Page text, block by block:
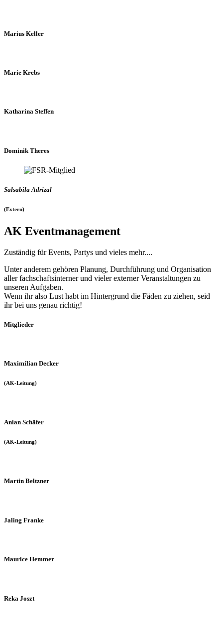
Marius Keller
Marie Krebs
Katharina Steffen
Dominik Theres
Salsabila Adrizal
(Extern)
AK Eventmanagement
Zuständig für Events, Partys und vieles mehr....
Unter anderem gehören Planung, Durchführung und Organisation
aller fachschaftsinterner und vieler externer Veranstaltungen zu
unseren Aufgaben.
Wenn ihr also Lust habt im Hintergrund die Fäden zu ziehen, seid
ihr bei uns genau richtig!
Mitglieder
Maximilian Decker
(AK-Leitung)
Anian Schäfer
(AK-Leitung)
Martin Beltzner
Jaling Franke
Maurice Hemmer
Reka Joszt